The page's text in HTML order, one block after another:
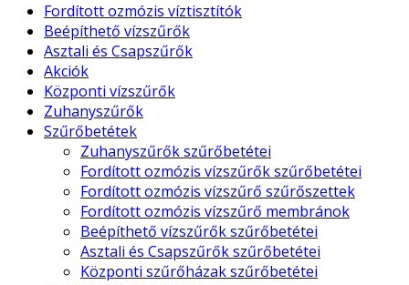
Fordított ozmózis víztisztítók
Beépíthető vízszűrők
Asztali és Csapszűrők
Akciók
Központi vízszűrők
Zuhanyszűrők
Szűrőbetétek
Zuhanyszűrők szűrőbetétei
Fordított ozmózis vízszűrők szűrőbetétei
Fordított ozmózis vízszűrő szűrőszettek
Fordított ozmózis vízszűrő membránok
Beépíthető vízszűrők szűrőbetétei
Asztali és Csapszűrők szűrőbetétei
Központi szűrőházak szűrőbetétei